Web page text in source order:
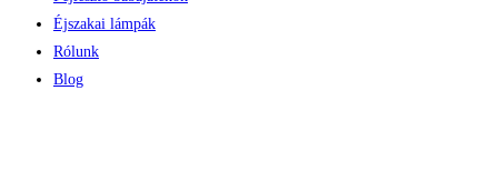
Éjszakai lámpák
Rólunk
Blog